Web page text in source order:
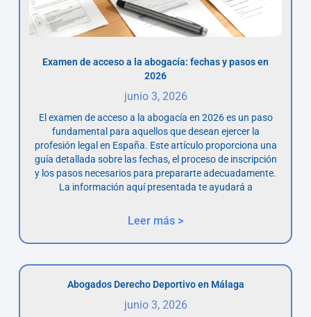
Examen de acceso a la abogacía: fechas y pasos en
2026
junio 3, 2026
El examen de acceso a la abogacía en 2026 es un paso
fundamental para aquellos que desean ejercer la
profesión legal en España. Este artículo proporciona una
guía detallada sobre las fechas, el proceso de inscripción
y los pasos necesarios para prepararte adecuadamente.
La información aquí presentada te ayudará a
Leer más >
Abogados Derecho Deportivo en Málaga
junio 3, 2026